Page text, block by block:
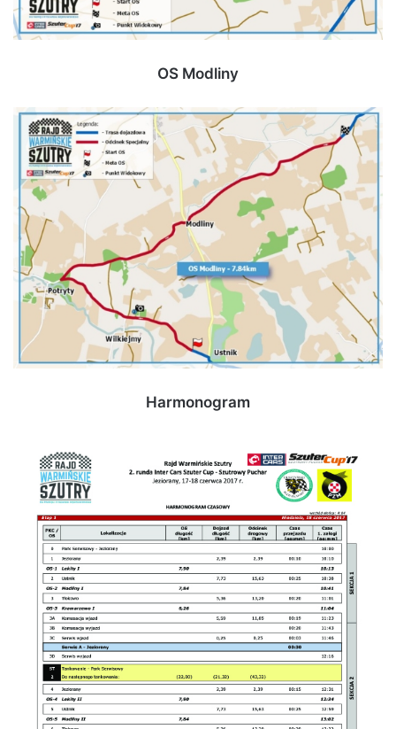
OS Modliny
Harmonogram